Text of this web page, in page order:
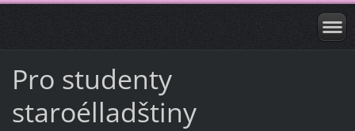
Pro studenty
staroélladštiny